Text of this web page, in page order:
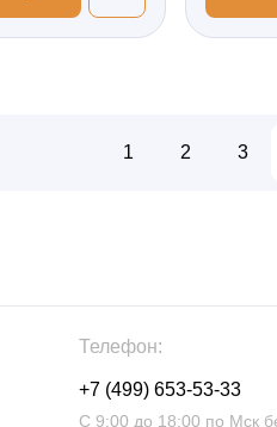
1 2 3
Телефон:
+7 (499) 653-53-33
С 9:00 до 18:00 по Мск